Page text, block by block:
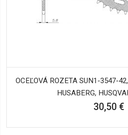
OCEĽOVÁ ROZETA SUN1-3547-
HUSABERG,
30,50 €